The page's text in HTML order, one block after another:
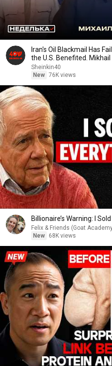
Iran's Oil Blackmail Has
the U.S. Benefited.
Sheinkin40
New 76K views
Billionaire’s Warning: I
Felix & Friends (Goat
New
68K views